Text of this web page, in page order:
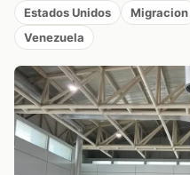
Estados Unidos Migracion
Venezuela